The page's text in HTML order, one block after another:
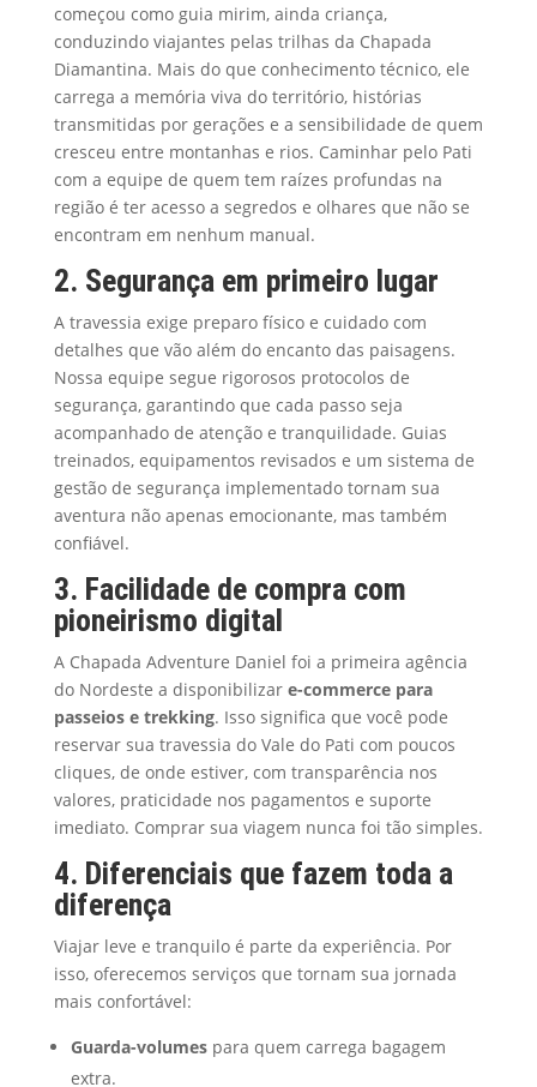
começou como guia mirim, ainda criança,
conduzindo viajantes pelas trilhas da Chapada
Diamantina. Mais do que conhecimento técnico, ele
carrega a memória viva do território, histórias
transmitidas por gerações e a sensibilidade de quem
cresceu entre montanhas e rios. Caminhar pelo Pati
com a equipe de quem tem raízes profundas na
região é ter acesso a segredos e olhares que não se
encontram em nenhum manual.
2. Segurança em primeiro lugar
A travessia exige preparo físico e cuidado com
detalhes que vão além do encanto das paisagens.
Nossa equipe segue rigorosos protocolos de
segurança, garantindo que cada passo seja
acompanhado de atenção e tranquilidade. Guias
treinados, equipamentos revisados e um sistema de
gestão de segurança implementado tornam sua
aventura não apenas emocionante, mas também
confiável.
3. Facilidade de compra com
pioneirismo digital
A Chapada Adventure Daniel foi a primeira agência
do Nordeste a disponibilizar e-commerce para
passeios e trekking. Isso significa que você pode
reservar sua travessia do Vale do Pati com poucos
cliques, de onde estiver, com transparência nos
valores, praticidade nos pagamentos e suporte
imediato. Comprar sua viagem nunca foi tão simples.
4. Diferenciais que fazem toda a
diferença
Viajar leve e tranquilo é parte da experiência. Por
isso, oferecemos serviços que tornam sua jornada
mais confortável:
Guarda-volumespara quem carrega bagagem
extra.